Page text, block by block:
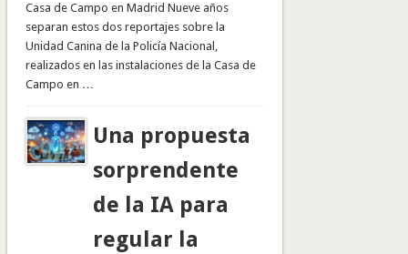
Casa de Campo en Madrid Nueve años
separan estos dos reportajes sobre la
Unidad Canina de la Policía Nacional,
realizados en las instalaciones de la Casa de
Campo en …
Una propuesta
sorprendente
de la IA para
regular la